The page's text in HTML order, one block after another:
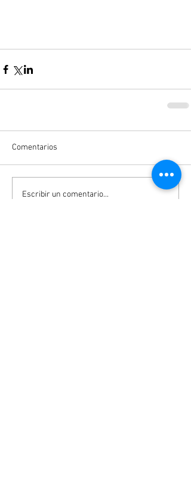
Comentarios
Escribir un comentario...